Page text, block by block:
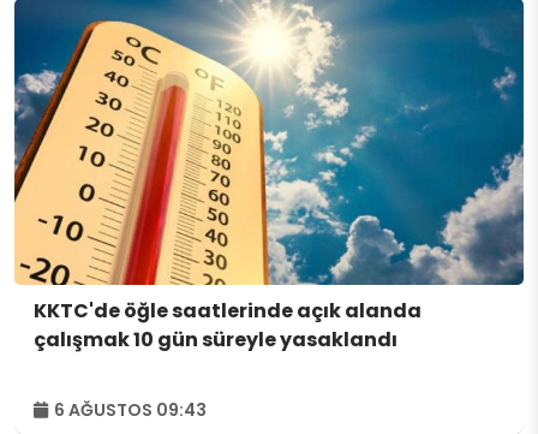
KKTC'de öğle saatlerinde açık alanda
çalışmak 10 gün süreyle yasaklandı
6 AĞUSTOS 09:43